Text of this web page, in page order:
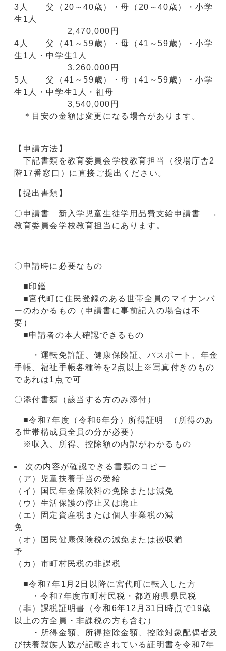
3人 父（20～40歳）・母（20～40歳）・小学
生1人
2,470,000円
4人 父（41～59歳）・母（41～59歳）・小学
生1人・中学生1人
3,260,000円
5人 父（41～59歳）・母（41～59歳）・小学
生1人・中学生1人・祖母
3,540,000円
＊目安の金額は変更になる場合があります。
【申請方法】
下記書類を教育委員会学校教育担当（役場庁舎2
階17番窓口）に直接ご提出ください。
【提出書類】
〇申請書 新入学児童生徒学用品費支給申請書 →
教育委員会学校教育担当にあります。
〇申請時に必要なもの
■印鑑
■宮代町に住民登録のある世帯全員のマイナンバ
ーのわかるもの（申請書に事前記入の場合は不
要）
■申請者の本人確認できるもの
・運転免許証、健康保険証、パスポート、年金
手帳、福祉手帳各種等を2点以上※写真付きのもの
であれは1点で可
〇添付書類（該当する方のみ添付）
■令和7年度（令和6年分）所得証明 （所得のあ
る世帯構成員全員の分が必要）
※収入、所得、控除額の内訳がわかるもの
次の内容が確認できる書類のコピー
（ア）児童扶養手当の受給
（イ）国民年金保険料の免除または減免
（ウ）生活保護の停止又は廃止
（エ）固定資産税または個人事業税の減
（オ）国民健康保険税の減免または徴収猶
（カ）市町村民税の非課税
■令和7年1月2日以降に宮代町に転入した方
・令和7年度市町村民税・都道府県県民税
（非）課税証明書（令和6年12月31日時点で19歳
以上の方全員・非課税の方も含む）
・所得金額、所得控除金額、控除対象配偶者及
び扶養親族人数が記載されている証明書を令和7年